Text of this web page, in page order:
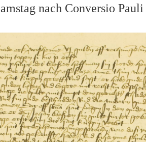
nach Conversio Pauli